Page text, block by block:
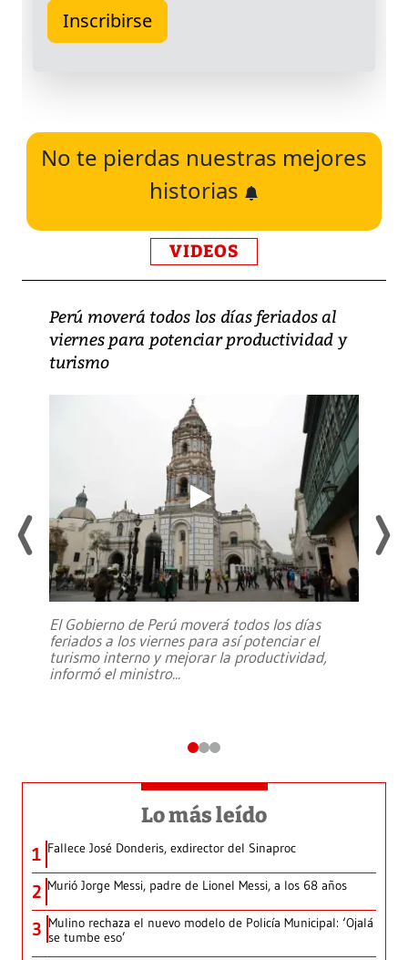
No te pierdas nuestras mejores
historias
VIDEOS
Perú moverá todos los días feriados al
viernes para potenciar productividad y
turismo
El Gobierno de Perú moverá todos los días
feriados a los viernes para así potenciar el
turismo interno y mejorar la productividad,
informó el ministro...
Lo más leído
1 Fallece José Donderis, exdirector del Sinaproc
2 Murió Jorge Messi, padre de Lionel Messi, a los 68 años
3 Mulino rechaza el nuevo modelo de Policía Municipal: ‘Ojalá
se tumbe eso’